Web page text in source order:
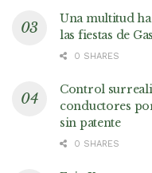
Una multitud
las fiestas de
0 SHARES
Control
conductores
sin patente
0 SHARES